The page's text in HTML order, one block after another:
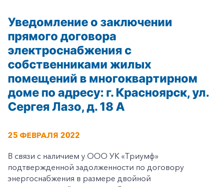
Уведомление о заключении
прямого договора
электроснабжения с
собственниками жилых
помещений в многоквартирном
доме по адресу: г. Красноярск, ул.
Сергея Лазо, д. 18 А
25 ФЕВРАЛЯ 2022
В связи с наличием у ООО УК «Триумф»
подтвержденной задолженности по договору
энергоснабжения в размере двойной